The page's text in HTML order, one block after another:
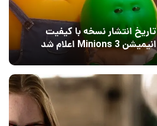
تاریخ انتشار نسخه با کیفیت
انیمیشن Minions 3 اعلام شد